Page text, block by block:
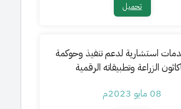
تحميل​
استشارية لدعم تنفيذ وحوكمة
الزراعة وتطبيقاته الرقمية
08 مايو 2023م